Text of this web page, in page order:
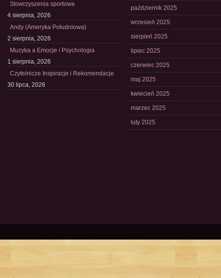
Stowrzyszenia sportowe
4 sierpnia, 2026
Andy (Ameryka Południowa)
2 sierpnia, 2026
Muzyka a Emocje i Psychologia
1 sierpnia, 2026
Czytelnicze Inspiracje i Rekomendacje
30 lipca, 2026
październik 2025
wrzesień 2025
sierpień 2025
lipiec 2025
czerwiec 2025
maj 2025
kwiecień 2025
marzec 2025
luty 2025